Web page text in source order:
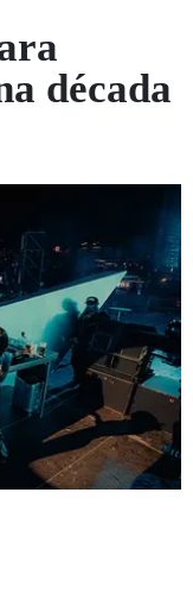
década